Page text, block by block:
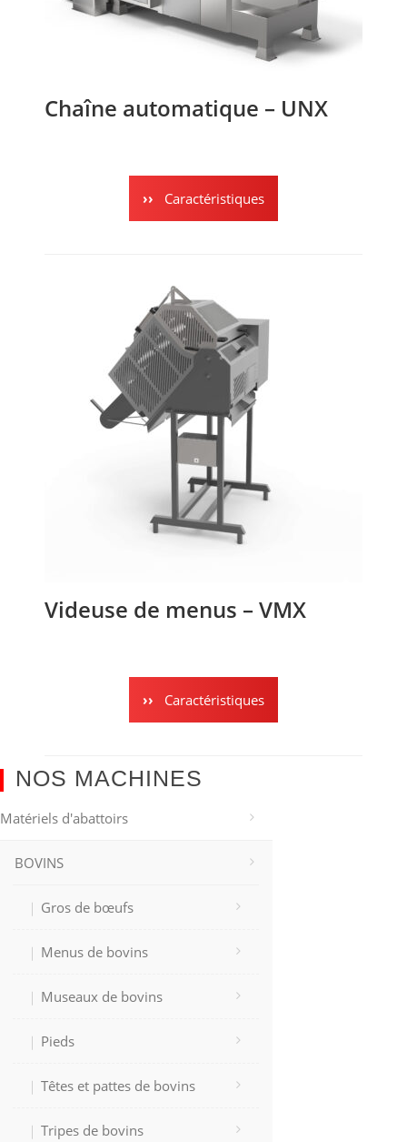
Chaîne automatique – UNX
Caractéristiques
Videuse de menus – VMX
Caractéristiques
NOS MACHINES
Matériels d'abattoirs
BOVINS
Gros de bœufs
Menus de bovins
Museaux de bovins
Pieds
Têtes et pattes de bovins
Tripes de bovins